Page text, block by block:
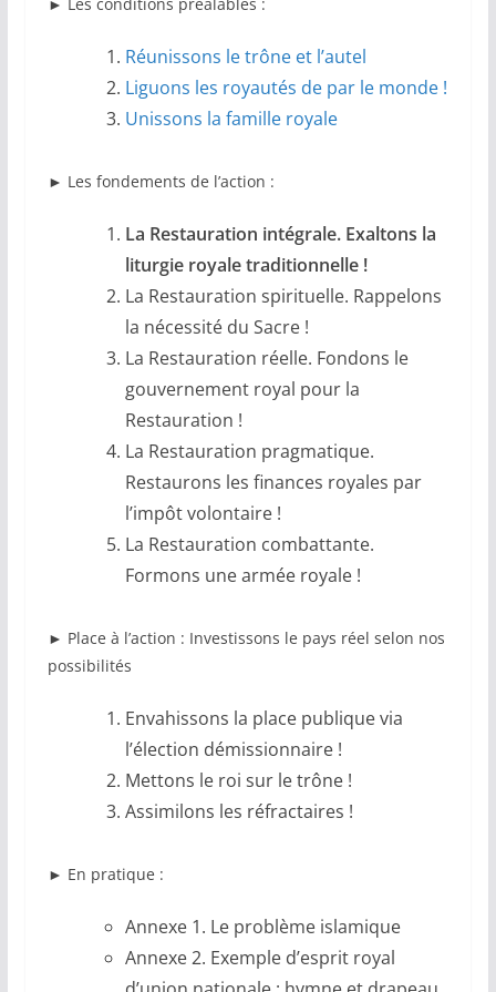
Réunissons le trône et l’autel
Liguons les royautés de par le monde !
Unissons la famille royale
► Les fondements de l’action :
La Restauration intégrale. Exaltons la
liturgie royale traditionnelle !
La Restauration spirituelle. Rappelons
la nécessité du Sacre !
La Restauration réelle. Fondons le
gouvernement royal pour la
Restauration !
La Restauration pragmatique.
Restaurons les finances royales par
l’impôt volontaire !
La Restauration combattante.
Formons une armée royale !
► Place à l’action : Investissons le pays réel selon nos
possibilités
Envahissons la place publique via
l’élection démissionnaire !
Mettons le roi sur le trône !
Assimilons les réfractaires !
► En pratique :
Annexe 1. Le problème islamique
Annexe 2. Exemple d’esprit royal